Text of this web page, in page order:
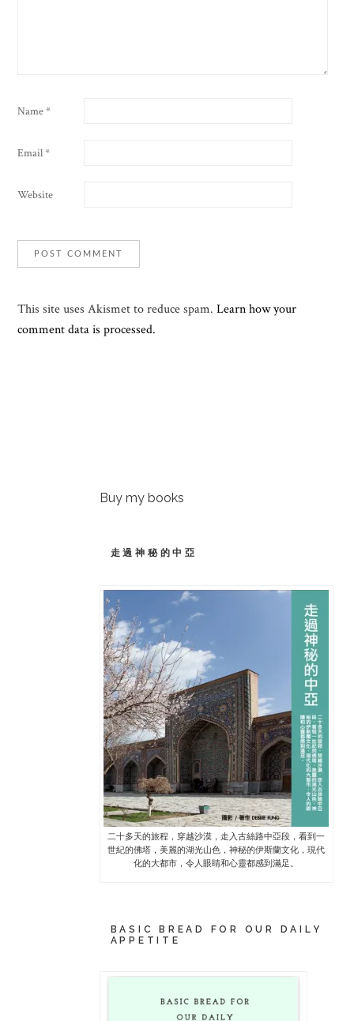
Name*
Email*
Website
This site uses Akismet to reduce spam.Learn how your
comment data is processed.
Buy my books
走過神秘的中亞
二十多天的旅程，穿越沙漠，走入古絲路中亞段，看到一
世紀的佛塔，美麗的湖光山色，神秘的伊斯蘭文化，現代
化的大都市，令人眼睛和心靈都感到滿足。
BASIC BREAD FOR OUR DAILY
APPETITE